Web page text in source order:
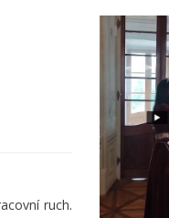
ruch.